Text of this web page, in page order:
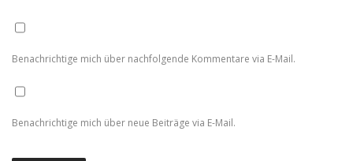
Benachrichtige mich über nachfolgende Kommentare via E-Mail.
Benachrichtige mich über neue Beiträge via E-Mail.